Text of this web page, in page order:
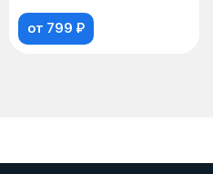
от 799 ₽